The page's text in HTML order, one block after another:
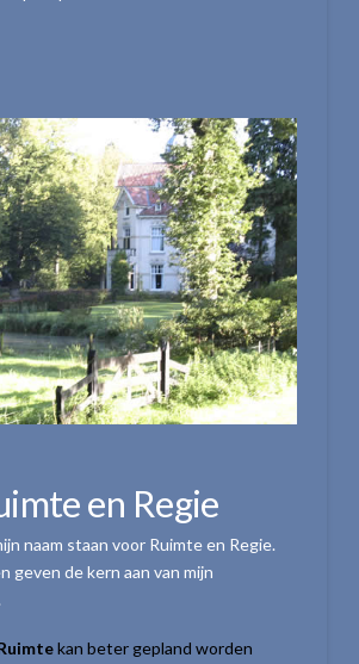
en Regie
naam staan voor Ruimte en Regie.
geven de kern aan van mijn
kan beter gepland worden